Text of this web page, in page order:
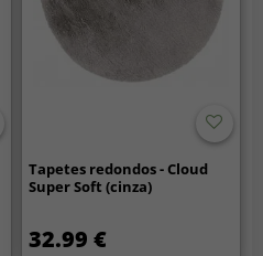
Tapetes redondos - Cloud
Super Soft (cinza)
32.99 €